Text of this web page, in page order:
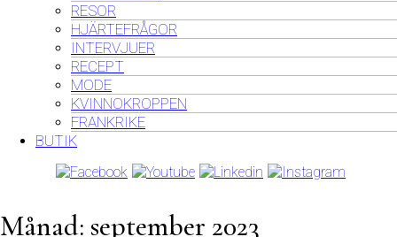
RESOR
HJÄRTEFRÅGOR
INTERVJUER
RECEPT
MODE
KVINNOKROPPEN
FRANKRIKE
BUTIK
Månad: september 2023